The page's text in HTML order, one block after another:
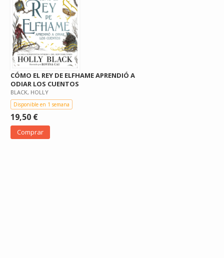
CÓMO EL REY DE ELFHAME APRENDIÓ A
ODIAR LOS CUENTOS
BLACK, HOLLY
Disponible en 1 semana
19,50 €
Comprar